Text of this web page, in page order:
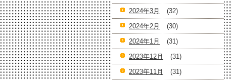
2024年3月
(32)
2024年2月
(30)
2024年1月
(31)
2023年12月
(31)
2023年11月
(31)